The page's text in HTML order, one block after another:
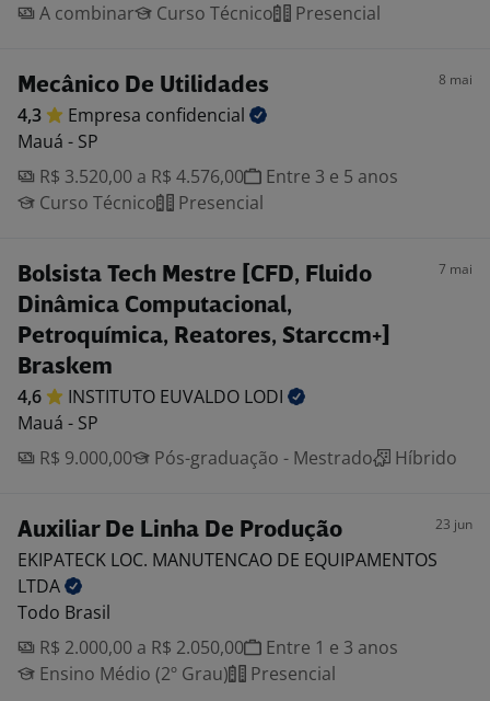
A combinar
Curso Técnico Presencial
Mecânico De Utilidades 8 mai
4,3 Empresa confidencial
Mauá - SP
R$ 3.520,00 a R$ 4.576,00
Entre 3 e 5 anos
Curso Técnico
Presencial
Bolsista Tech Mestre [CFD, Fluido
Dinâmica Computacional,
Petroquímica, Reatores, Starccm+]
Braskem
7 mai
4,6 INSTITUTO EUVALDO LODI
Mauá - SP
R$ 9.000,00
Pós-graduação - Mestrado Híbrido
Auxiliar De Linha De Produção 23 jun
EKIPATECK LOC. MANUTENCAO DE EQUIPAMENTOS
LTDA
Todo Brasil
R$ 2.000,00 a R$ 2.050,00
Entre 1 e 3 anos
Ensino Médio (2º Grau)
Presencial